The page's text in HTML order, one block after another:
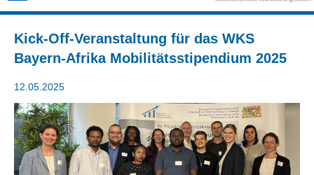
Kick-Off-Veranstaltung für das WKS
Bayern-Afrika Mobilitätsstipendium 2025
12.05.2025